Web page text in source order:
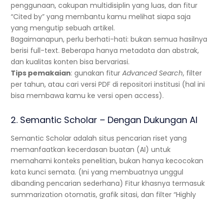
penggunaan, cakupan multidisiplin yang luas, dan fitur
“Cited by” yang membantu kamu melihat siapa saja
yang mengutip sebuah artikel.
Bagaimanapun, perlu berhati-hati: bukan semua hasilnya
berisi full-text. Beberapa hanya metadata dan abstrak,
dan kualitas konten bisa bervariasi.
Tips pemakaian: gunakan fitur Advanced Search, filter
per tahun, atau cari versi PDF di repositori institusi (hal ini
bisa membawa kamu ke versi open access).
2. Semantic Scholar – Dengan Dukungan AI
Semantic Scholar adalah situs pencarian riset yang
memanfaatkan kecerdasan buatan (AI) untuk
memahami konteks penelitian, bukan hanya kecocokan
kata kunci semata. (Ini yang membuatnya unggul
dibanding pencarian sederhana) Fitur khasnya termasuk
summarization otomatis, grafik sitasi, dan filter “Highly